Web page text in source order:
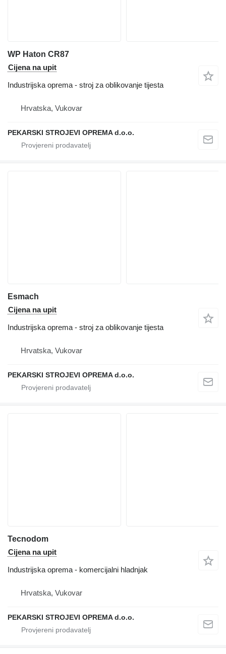
WP Haton CR87
Cijena na upit
Industrijska oprema - stroj za oblikovanje tijesta
Hrvatska, Vukovar
PEKARSKI STROJEVI OPREMA d.o.o.
Esmach
Cijena na upit
Industrijska oprema - stroj za oblikovanje tijesta
Hrvatska, Vukovar
PEKARSKI STROJEVI OPREMA d.o.o.
Tecnodom
Cijena na upit
Industrijska oprema - komercijalni hladnjak
Hrvatska, Vukovar
PEKARSKI STROJEVI OPREMA d.o.o.